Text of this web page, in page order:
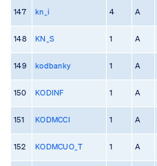
147 kn_i 4 A
148 KN_S 1 A
149 kodbanky 1 A
150 KODINF 1 A
151 KODMCCI 1 A
152 KODMCUO_T 1 A